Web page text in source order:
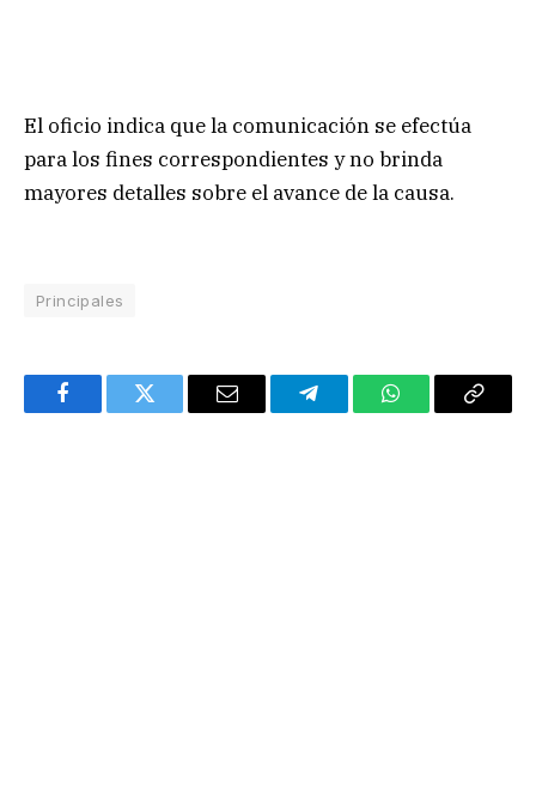
El oficio indica que la comunicación se efectúa
para los fines correspondientes y no brinda
mayores detalles sobre el avance de la causa.
Principales
FacebookTwitter Email TelegramWhatsAppCopy